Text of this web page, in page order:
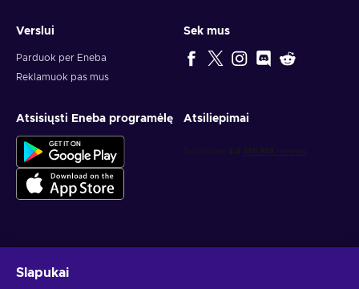
Verslui
Parduok per Eneba
Reklamuok pas mus
Sek mus
Atsisiųsti Eneba programėlę Atsiliepimai
Slapukai